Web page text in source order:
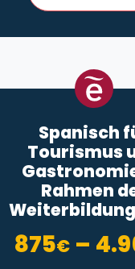
Spanisch
Tourismus
Rahmen
875€ –